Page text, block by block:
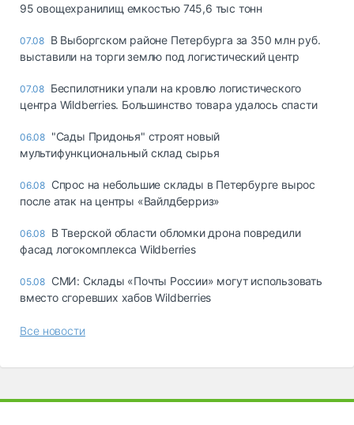
95 овощехранилищ емкостью 745,6 тыс тонн
07.08 В Выборгском районе Петербурга за 350 млн руб.
выставили на торги землю под логистический центр
07.08 Беспилотники упали на кровлю логистического
центра Wildberries. Большинство товара удалось спасти
06.08 "Сады Придонья" строят новый
мультифункциональный склад сырья
06.08 Спрос на небольшие склады в Петербурге вырос
после атак на центры «Вайлдберриз»
06.08 В Тверской области обломки дрона повредили
фасад логокомплекса Wildberries
05.08 СМИ: Склады «Почты России» могут использовать
вместо сгоревших хабов Wildberries
Все новости